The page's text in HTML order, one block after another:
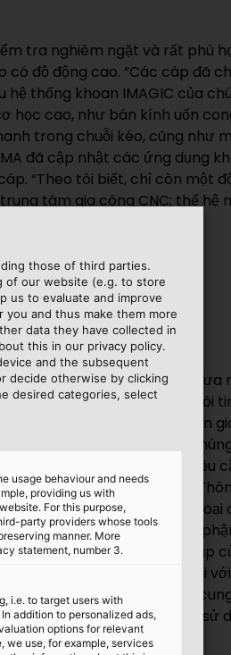
tâm gia công CNC; thế hệ
kho.
those of third parties.
of our website (e.g. to store
us to evaluate and improve
and thus make them more
data they have collected in
this in our privacy policy.
and the subsequent
decide otherwise by clicking
desired categories, select
usage behaviour and needs
providing us with
For this purpose,
party providers whose tools
manner. More
statement, number 3.
i.e. to target users with
addition to personalized ads,
options for relevant
we use, for example, services